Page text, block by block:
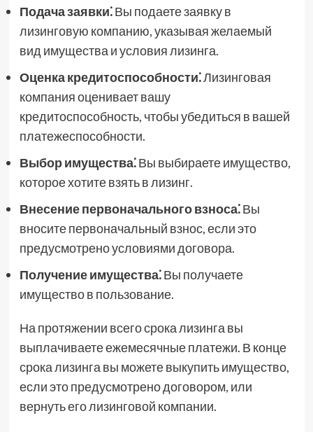
Подача заявки⁚Вы подаете заявку в
лизинговую компанию, указывая желаемый
вид имущества и условия лизинга.
Оценка кредитоспособности⁚Лизинговая
компания оценивает вашу
кредитоспособность, чтобы убедиться в вашей
платежеспособности.
Выбор имущества⁚Вы выбираете имущество,
которое хотите взять в лизинг.
Внесение первоначального взноса⁚Вы
вносите первоначальный взнос, если это
предусмотрено условиями договора.
Получение имущества⁚Вы получаете
имущество в пользование.
На протяжении всего срока лизинга вы
выплачиваете ежемесячные платежи. В конце
срока лизинга вы можете выкупить имущество,
если это предусмотрено договором, или
вернуть его лизинговой компании.